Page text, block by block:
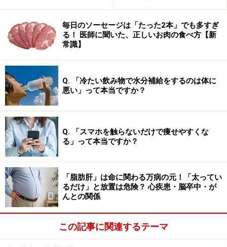
毎日のソーセージは「たった2本」でも多すぎ
る！ 医師に聞いた、正しいお肉の食べ方【新
常識】
Q. 「冷たい飲み物で水分補給をするのは体に
悪い」って本当ですか？
Q. 「スマホを触らないだけで痩せやすくな
る」って本当ですか？
「脂肪肝」は命に関わる万病の元！「太ってい
るだけ」と放置は危険？ 心疾患・脳卒中・が
んとの関係
この記事に関連するテーマ